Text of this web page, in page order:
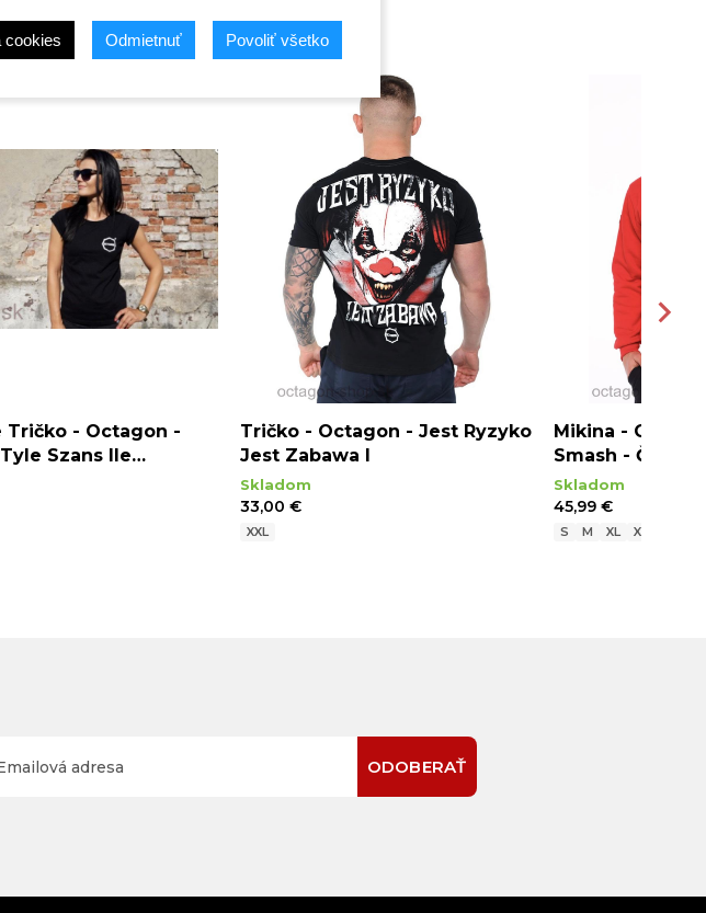
Tričko - Octagon -
Szans Ile
- Čierne
Tričko - Octagon - Jest Ryzyko
Jest Zabawa I
Skladom
33,00 €
XXL
Mikina -
Smash -
Skladom
45,99 €
S M XL XXL
ODOBERAŤ
cookies Odmietnuť Povoliť všetko